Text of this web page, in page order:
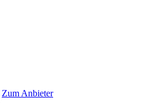
Zum Anbieter